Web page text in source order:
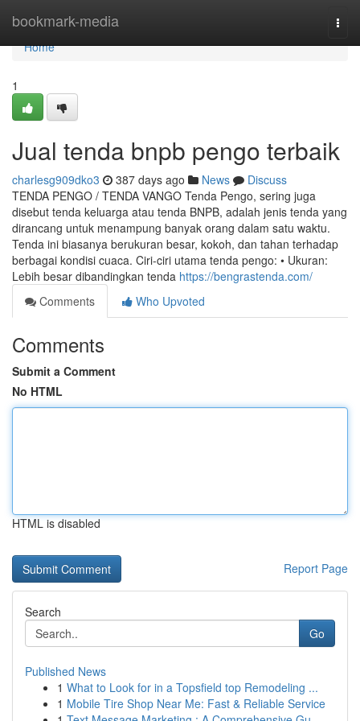
bookmark-media
Home
Home
1
Jual tenda bnpb pengo terbaik
charlesg909dko3 387 days ago News
Discuss
TENDA PENGO / TENDA VANGO Tenda Pengo, sering juga
disebut tenda keluarga atau tenda BNPB, adalah jenis tenda yang
dirancang untuk menampung banyak orang dalam satu waktu.
Tenda ini biasanya berukuran besar, kokoh, dan tahan terhadap
berbagai kondisi cuaca. Ciri-ciri utama tenda pengo: • Ukuran:
Lebih besar dibandingkan tenda https://bengrastenda.com/
Comments
Who Upvoted
Comments
Submit a Comment
No HTML
HTML is disabled
Report Page
Search
Go
Published News
1 What to Look for in a Topsfield top Remodeling ...
1 Mobile Tire Shop Near Me: Fast & Reliable Service